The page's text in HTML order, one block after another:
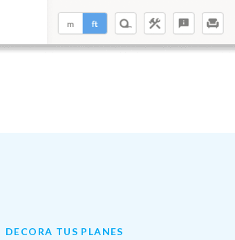
DECORA TUS PLANES